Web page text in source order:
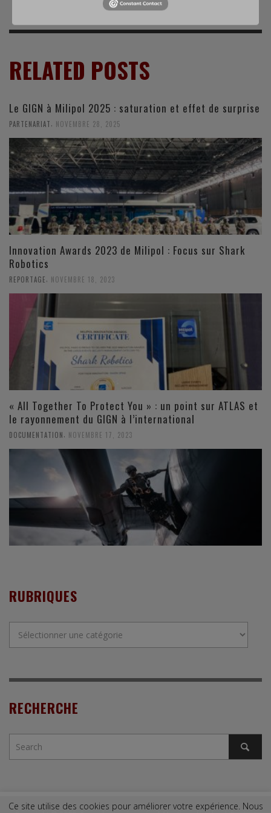
RELATED POSTS
Le GIGN à Milipol 2025 : saturation et effet de surprise
PARTENARIAT, NOVEMBRE 28, 2025
Innovation Awards 2023 de Milipol : Focus sur Shark
Robotics
REPORTAGE NOVEMBRE 18, 2023
« All Together To Protect You » : un point sur ATLAS et
le rayonnement du GIGN à l’international
DOCUMENTATION NOVEMBRE 17, 2023
RUBRIQUES
RECHERCHE
Ce site utilise des cookies pour améliorer votre expérience. Nous